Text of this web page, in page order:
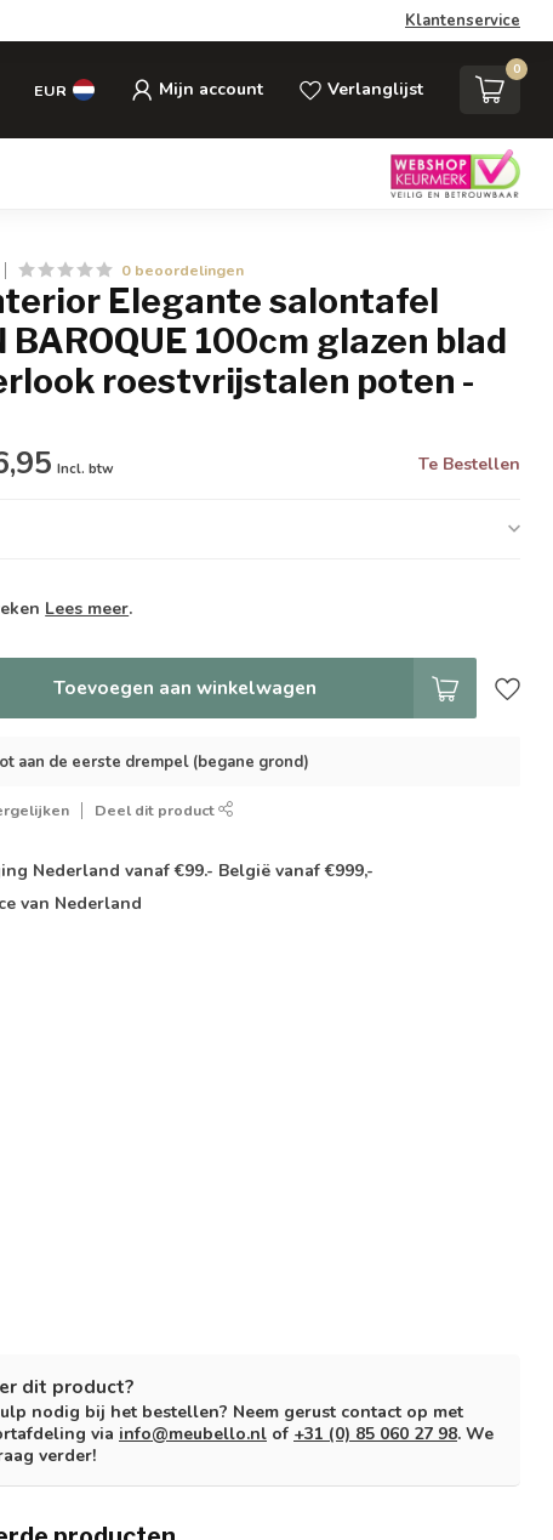
Klantenservice
EUR Mijn account Verlanglijst
0
0 beoordelingen
Elegante salontafel
BAROQUE 100cm glazen blad
roestvrijstalen poten -
Incl. btw Te Bestellen
Lees meer.
Toevoegen aan winkelwagen
aan de eerste drempel (begane grond)
Deel dit product
Nederland vanaf €99.- België vanaf €999,-
van Nederland
dit product?
nodig bij het bestellen? Neem gerust contact op met
via info@meubello.nl of +31 (0) 85 060 27 98. We
verder!